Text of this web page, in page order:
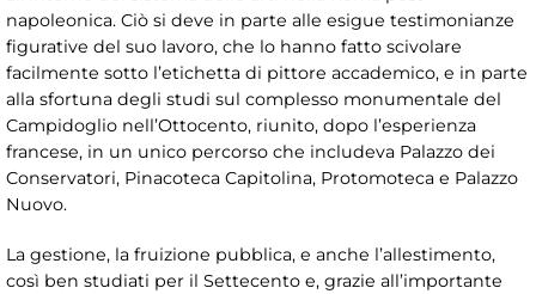
napoleonica. Ciò si deve in parte alle esigue testimonianze
figurative del suo lavoro, che lo hanno fatto scivolare
facilmente sotto l’etichetta di pittore accademico, e in parte
alla sfortuna degli studi sul complesso monumentale del
Campidoglio nell’Ottocento, riunito, dopo l’esperienza
francese, in un unico percorso che includeva Palazzo dei
Conservatori, Pinacoteca Capitolina, Protomoteca e Palazzo
Nuovo.
La gestione, la fruizione pubblica, e anche l’allestimento,
così ben studiati per il Settecento e, grazie all’importante